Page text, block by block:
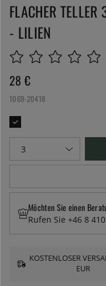
FLACHER
- LILIEN
28 €
1069-20418
Möchten Sie einen
Rufen Sie +46 8
KOSTENLOSER
EUR